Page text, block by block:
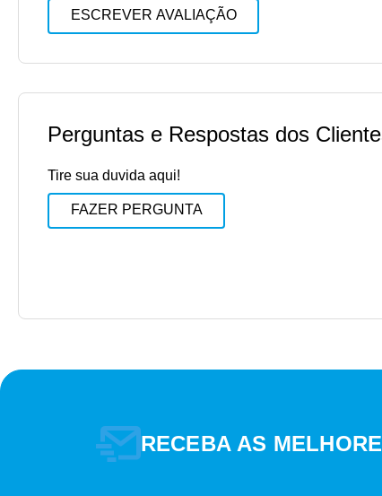
ESCREVER AVALIAÇÃO
Perguntas e Respostas dos
Tire sua duvida aqui!
FAZER PERGUNTA
RECEBA AS